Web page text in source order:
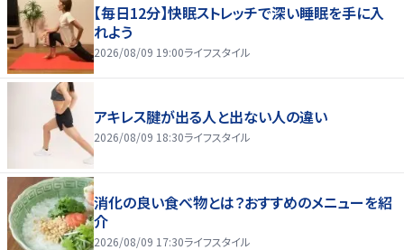
【毎日12分】快眠ストレッチで深い睡眠を手に入
れよう
2026/08/09 19:00ライフスタイル
アキレス腱が出る人と出ない人の違い
2026/08/09 18:30ライフスタイル
消化の良い食べ物とは？おすすめのメニューを紹
介
2026/08/09 17:30ライフスタイル